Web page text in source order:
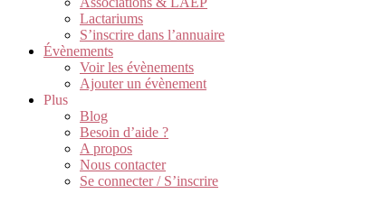
Lactariums
S’inscrire dans l’annuaire
Évènements
Voir les évènements
Ajouter un évènement
Plus
Blog
Besoin d’aide ?
A propos
Nous contacter
Se connecter / S’inscrire